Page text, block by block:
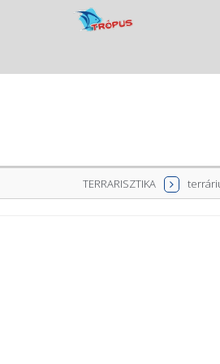
TERRARISZTIKA